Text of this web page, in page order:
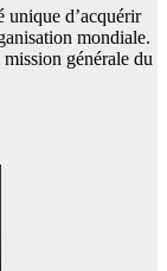
d’acquérir
mondiale.
générale du